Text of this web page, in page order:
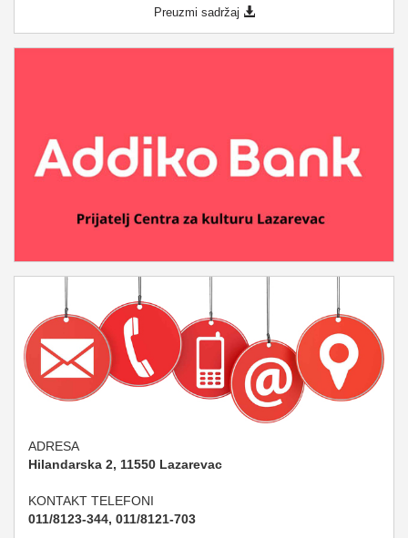
Preuzmi sadržaj
ADRESA
Hilandarska 2, 11550 Lazarevac
KONTAKT TELEFONI
011/8123-344, 011/8121-703